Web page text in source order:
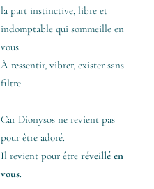
la part instinctive, libre et
indomptable qui sommeille en
vous.
À ressentir, vibrer, exister sans
filtre.
Car Dionysos ne revient pas
pour être adoré.
Il revient pour être réveillé en
vous.